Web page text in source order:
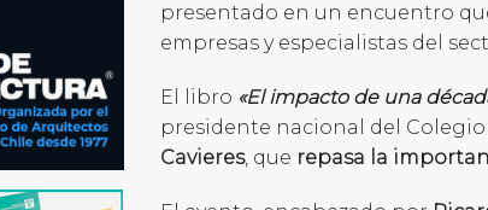
presentado en un encuentro
empresas y especialistas del
El libro «El impacto de una
presidente nacional del Colegio
Cavieres, que repasa la